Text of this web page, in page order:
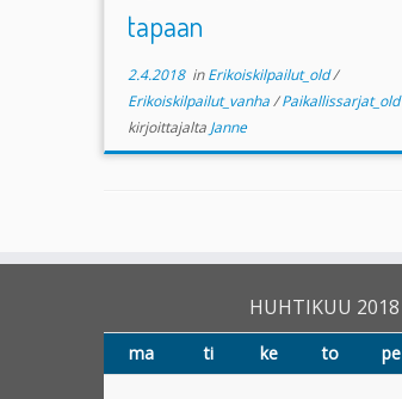
tapaan
2.4.2018inErikoiskilpailut_old/
Erikoiskilpailut_vanha/Paikallissarjat_old
kirjoittajalta Janne
HUHTIKUU 2018
ma ti ke to pe